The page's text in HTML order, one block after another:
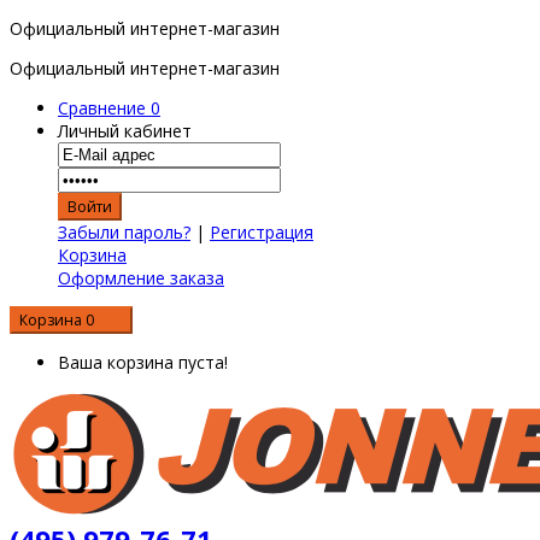
Официальный интернет-магазин
Официальный интернет-магазин
Сравнение 0
Личный кабинет
Забыли пароль? | Регистрация
Корзина
Оформление заказа
Корзина 0
Ваша корзина пуста!